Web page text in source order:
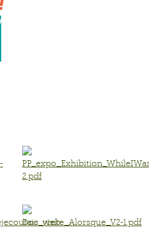
2.pdf
Doc_visite_Alorsque_V2-1.pdf